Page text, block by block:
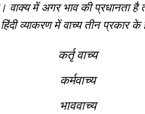
वाक्य में अगर भाव की प्रधानता है
व्याकरण में वाच्य तीन प्रकार
कर्तृ वाच्य
कर्मवाच्य
भाववाच्य